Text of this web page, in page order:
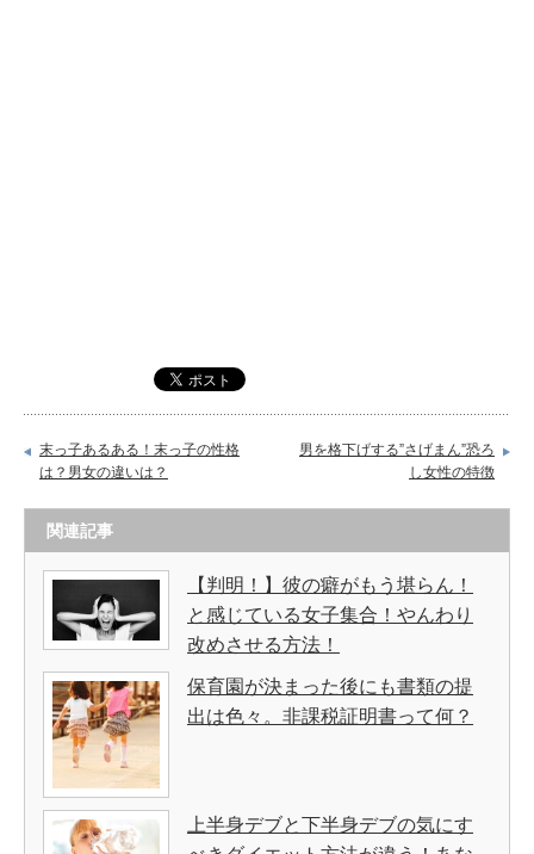
末っ子あるある！末っ子の性格
は？男女の違いは？
男を格下げする”さげまん”恐ろ
し女性の特徴
関連記事
【判明！】彼の癖がもう堪らん！
と感じている女子集合！やんわり
改めさせる方法！
保育園が決まった後にも書類の提
出は色々。非課税証明書って何？
上半身デブと下半身デブの気にす